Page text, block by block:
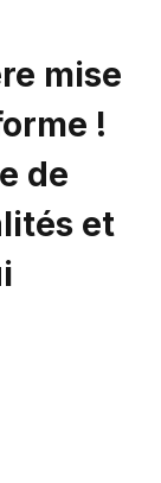
mise
!
de
et